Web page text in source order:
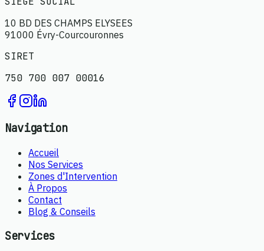
10 BD DES CHAMPS ELYSEES
91000 Évry-Courcouronnes
SIRET
750 700 007 00016
Navigation
Accueil
Nos Services
Zones d'Intervention
À Propos
Contact
Blog & Conseils
Services